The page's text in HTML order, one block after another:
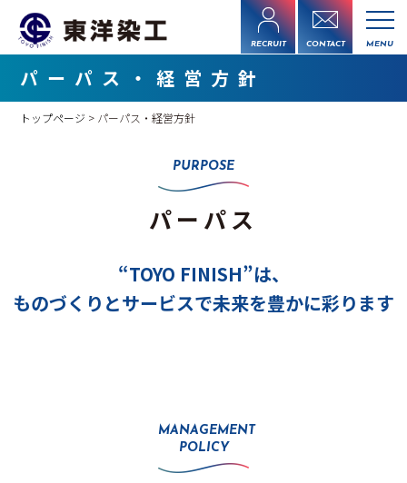
RECRUIT CONTACT MENU
パーパス・経営方針
トップページ > パーパス・経営方針
PURPOSE
パーパス
“TOYO FINISH”は、
ものづくりとサービスで未来を豊かに彩ります
MANAGEMENT
POLICY